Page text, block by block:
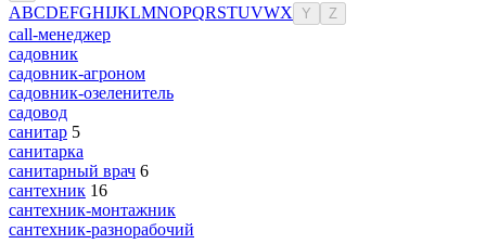
ABCDEFGHIJKLMNOPQRSTUVWX Y Z
сall-менеджер
садовник
садовник-агроном
садовник-озеленитель
садовод
санитар 5
санитарка
санитарный врач 6
сантехник 16
сантехник-монтажник
сантехник-разнорабочий